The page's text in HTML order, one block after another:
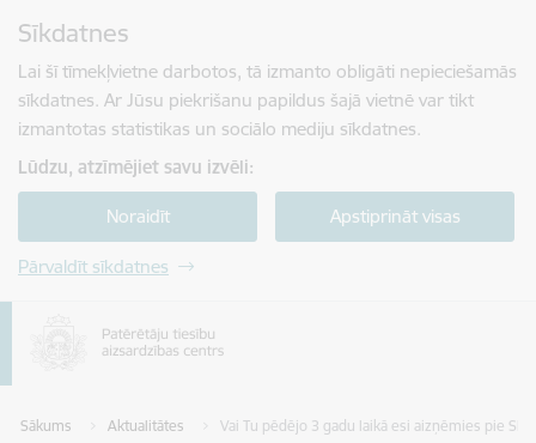
Sīkdatnes
Lai šī tīmekļvietne darbotos, tā izmanto obligāti nepieciešamās
sīkdatnes. Ar Jūsu piekrišanu papildus šajā vietnē var tikt
izmantotas statistikas un sociālo mediju sīkdatnes.
Lūdzu, atzīmējiet savu izvēli:
Noraidīt Apstiprināt visas
Pārvaldīt sīkdatnes
Sākums Aktualitātes Vai Tu pēdējo 3 gadu laikā esi aizņēmies pie